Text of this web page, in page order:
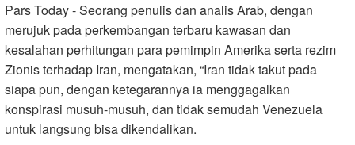
Pars Today - Seorang penulis dan analis Arab, dengan
merujuk pada perkembangan terbaru kawasan dan
kesalahan perhitungan para pemimpin Amerika serta rezim
Zionis terhadap Iran, mengatakan, “Iran tidak takut pada
siapa pun, dengan ketegarannya ia menggagalkan
konspirasi musuh-musuh, dan tidak semudah Venezuela
untuk langsung bisa dikendalikan.